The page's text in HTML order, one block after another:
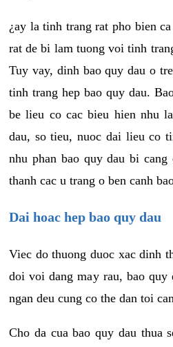
¿ay la tinh trang rat pho bien
rat de bi lam tuong voi tinh
Tuy vay, dinh bao quy dau o
tinh trang hep bao quy dau.
be lieu co cac bieu hien nhu
dau, so tieu, nuoc dai lieu co
nhu phan bao quy dau bi
thanh cac u trang o ben canh
Dai hoac hep bao quy dau
Viec do thuong duoc xac dinh
doi voi dang may rau, bao quy
ngan deu cung co the dan toi
Cho da cua bao quy dau thua